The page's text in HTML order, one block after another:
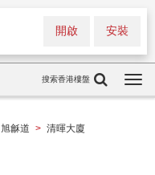
安裝
開啟
搜索香港樓盤
旭龢道 > 清暉大廈